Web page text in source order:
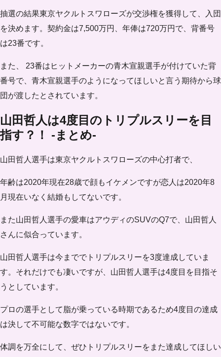
抽選の結果東京ヤクルトスワローズが交渉権を獲得して、入団
を決めます。 契約金は7,500万円、年俸は720万円 で、背番号
は23番です。
また、 23番はヒットメーカーの青木宣親選手が付けていた背
番号で、青木宣親選手のようになってほしいと言う期待から球
団が渡したとされています。
山田哲人は4度目のトリプルスリーを目
指す？！ -まとめ-
山田哲人選手は東京ヤクルトスワローズの中心打者で、
年齢は2020年現在28歳で顔もイケメンですが恋人は2020年8
月現在いなく結婚もしてないです。
また山田哲人選手の愛車はアウディのSUVのQ7で、山田哲人
さんに似合っています。
山田哲人選手は今まででトリプルスリーを3度達成していま
す。それだけでも凄いですが、山田哲人選手は4度目を目指そ
うとしています。
プロの選手として脂が乗っている時期であるため4度目の達成
は決して不可能な数字ではないです。
体調を万全にして、ぜひトリプルスリーをまた達成してほしい